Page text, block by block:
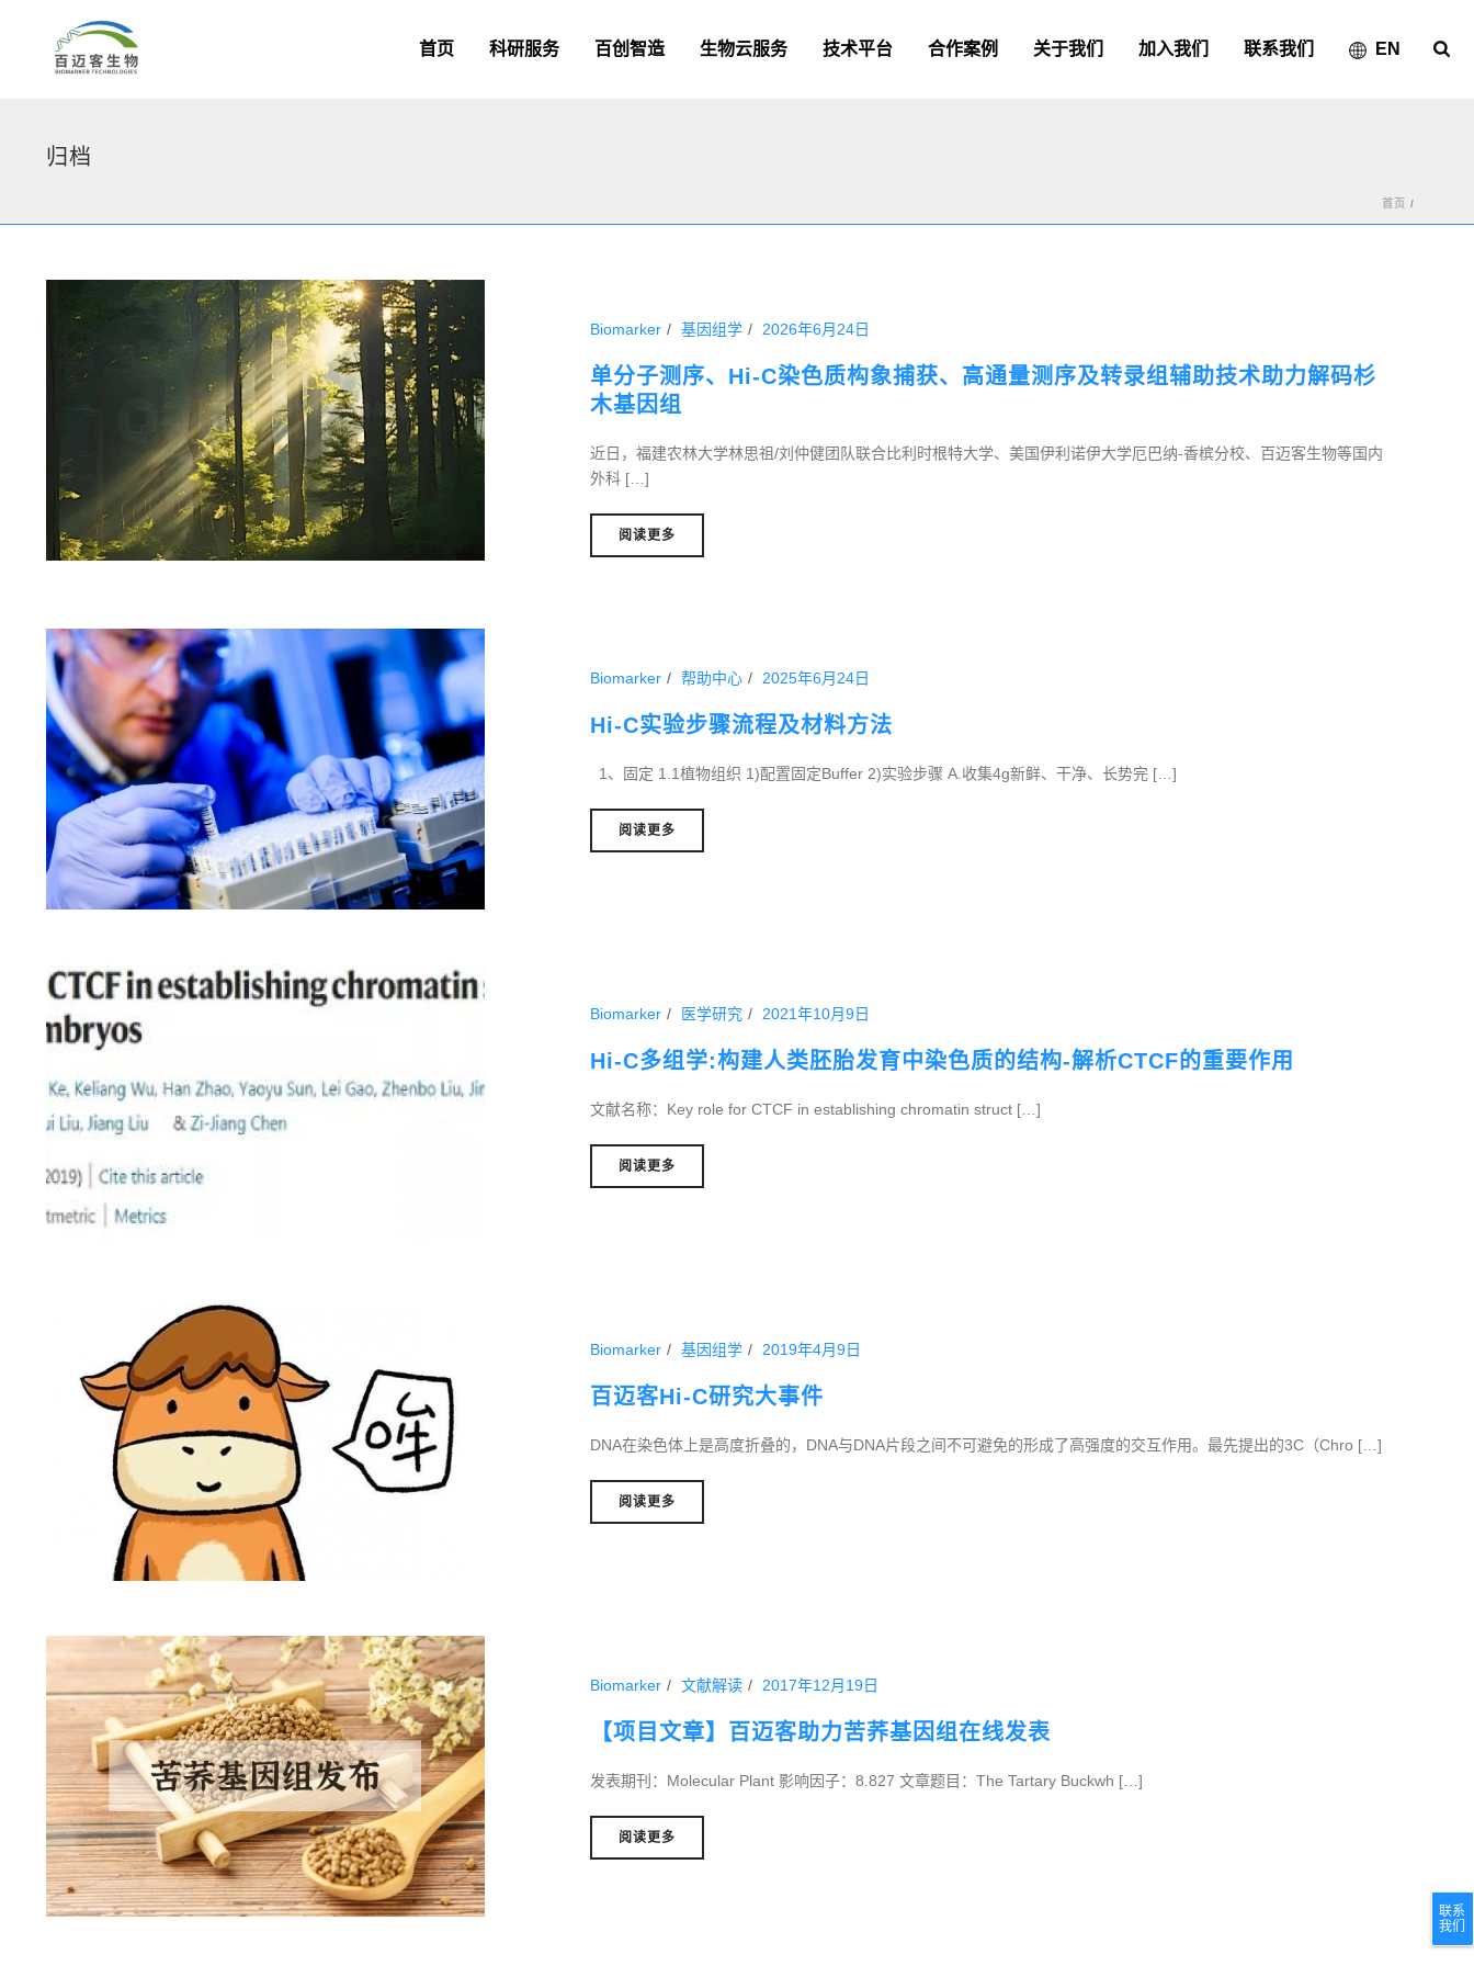
首页 科研服务 百创智造 生物云服务 技术平台 合作案例 关于我们 加入我们 联系我们 EN
归档
首页 /
Biomarker 基因组学 2026年6月24日
单分子测序、Hi-C染色质构象捕获、高通量测序及转录组辅助技术助力解码杉
木基因组
近日，福建农林大学林思祖/刘仲健团队联合比利时根特大学、美国伊利诺伊大学厄巴纳-香槟分校、百迈客生物等国内
外科 […]
阅读更多
Biomarker 帮助中心 2025年6月24日
Hi-C实验步骤流程及材料方法
1、固定 1.1植物组织 1)配置固定Buffer 2)实验步骤 A.收集4g新鲜、干净、长势完 […]
阅读更多
Biomarker 医学研究 2021年10月9日
Hi-C多组学:构建人类胚胎发育中染色质的结构-解析CTCF的重要作用
文献名称：Key role for CTCF in establishing chromatin struct […]
阅读更多
Biomarker 基因组学 2019年4月9日
百迈客Hi-C研究大事件
DNA在染色体上是高度折叠的，DNA与DNA片段之间不可避免的形成了高强度的交互作用。最先提出的3C（Chro […]
阅读更多
Biomarker 文献解读 2017年12月19日
【项目文章】百迈客助力苦荞基因组在线发表
发表期刊：Molecular Plant 影响因子：8.827 文章题目：The Tartary Buckwh […]
阅读更多
联系
我们